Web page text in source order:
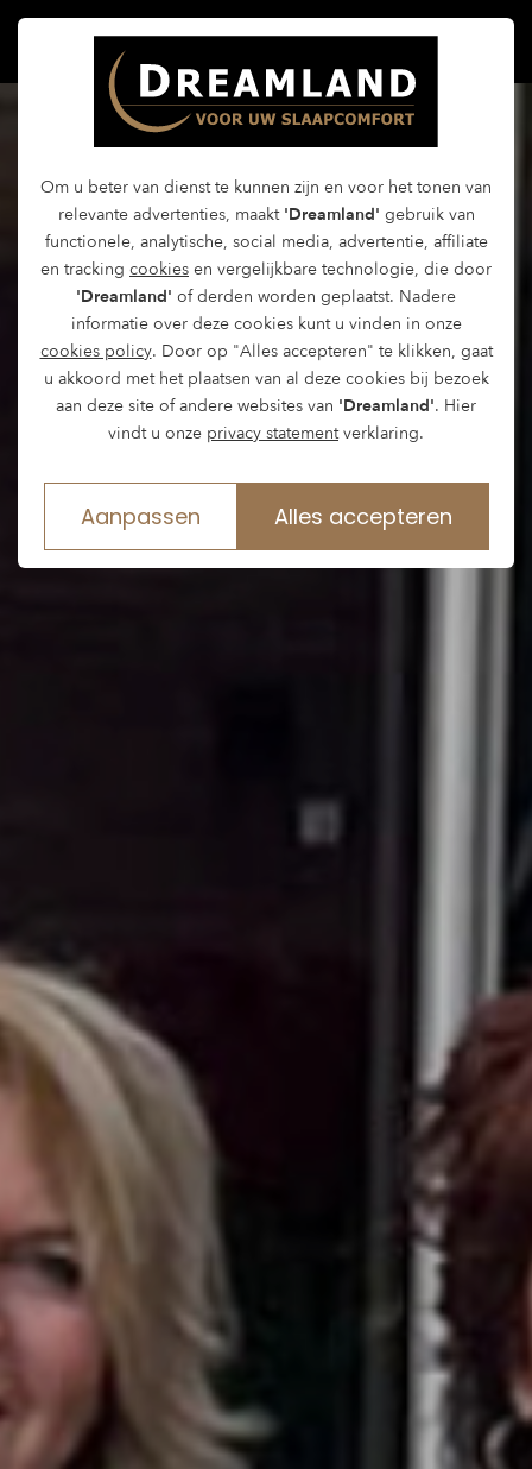
Om u beter van dienst te kunnen zijn en voor het tonen van
relevante advertenties, maakt 'Dreamland' gebruik van
functionele, analytische, social media, advertentie, affiliate
en tracking cookies en vergelijkbare technologie, die door
'Dreamland' of derden worden geplaatst. Nadere
informatie over deze cookies kunt u vinden in onze
cookies policy. Door op "Alles accepteren" te klikken, gaat
u akkoord met het plaatsen van al deze cookies bij bezoek
aan deze site of andere websites van 'Dreamland'. Hier
vindt u onze privacy statementverklaring.
Aanpassen Alles accepteren